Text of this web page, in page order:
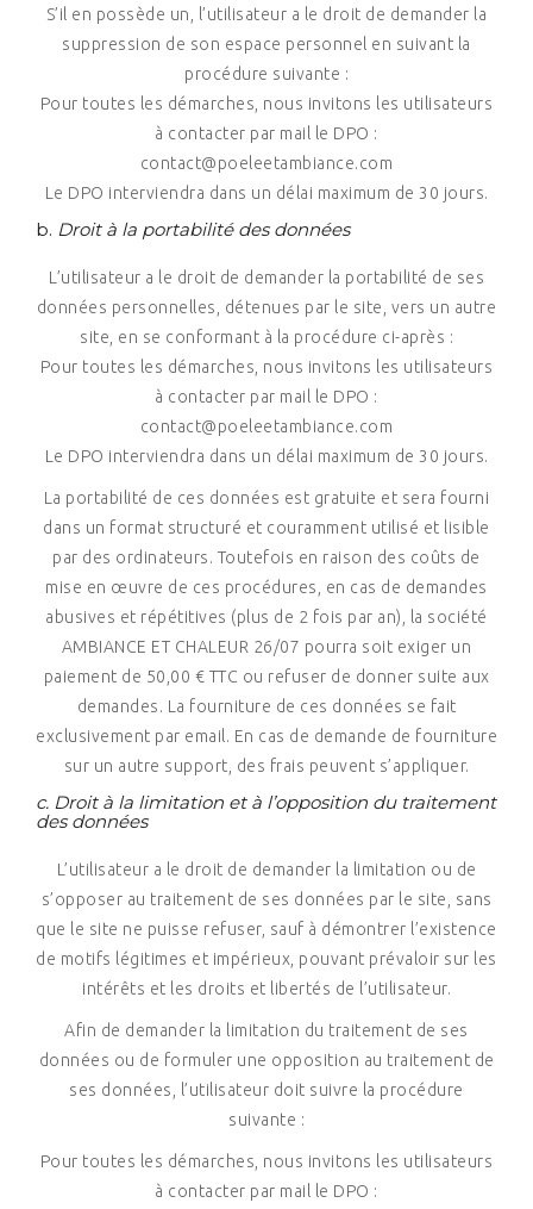
S’il en possède un, l’utilisateur a le droit de demander la
suppression de son espace personnel en suivant la
procédure suivante :
Pour toutes les démarches, nous invitons les utilisateurs
à contacter par mail le DPO :
contact@poeleetambiance.com
Le DPO interviendra dans un délai maximum de 30 jours.
b. Droit à la portabilité des données
L’utilisateur a le droit de demander la portabilité de ses
données personnelles, détenues par le site, vers un autre
site, en se conformant à la procédure ci-après :
Pour toutes les démarches, nous invitons les utilisateurs
à contacter par mail le DPO :
contact@poeleetambiance.com
Le DPO interviendra dans un délai maximum de 30 jours.
La portabilité de ces données est gratuite et sera fourni
dans un format structuré et couramment utilisé et lisible
par des ordinateurs. Toutefois en raison des coûts de
mise en œuvre de ces procédures, en cas de demandes
abusives et répétitives (plus de 2 fois par an), la société
AMBIANCE ET CHALEUR 26/07 pourra soit exiger un
paiement de 50,00 € TTC ou refuser de donner suite aux
demandes. La fourniture de ces données se fait
exclusivement par email. En cas de demande de fourniture
sur un autre support, des frais peuvent s’appliquer.
c. Droit à la limitation et à l’opposition du traitement
des données
L’utilisateur a le droit de demander la limitation ou de
s’opposer au traitement de ses données par le site, sans
que le site ne puisse refuser, sauf à démontrer l’existence
de motifs légitimes et impérieux, pouvant prévaloir sur les
intérêts et les droits et libertés de l’utilisateur.
Afin de demander la limitation du traitement de ses
données ou de formuler une opposition au traitement de
ses données, l’utilisateur doit suivre la procédure
suivante :
Pour toutes les démarches, nous invitons les utilisateurs
à contacter par mail le DPO :